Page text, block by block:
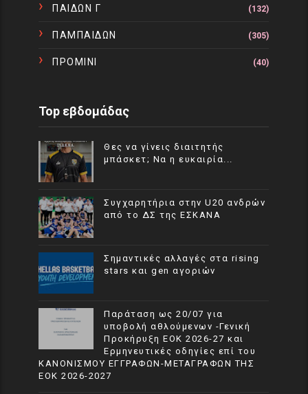
ΠΑΙΔΩΝ Γ (132)
ΠΑΜΠΑΙΔΩΝ (305)
ΠΡΟΜΙΝΙ (40)
Top εβδομάδας
Θες να γίνεις διαιτητής
μπάσκετ; Να η ευκαιρία...
Συγχαρητήρια στην U20 ανδρών
από το ΔΣ της ΕΣΚΑΝΑ
Σημαντικές αλλαγές στα rising
stars και gen αγοριών
Παράταση ως 20/07 για
υποβολή αθλούμενων -Γενική
Προκήρυξη ΕΟΚ 2026-27 και
Ερμηνευτικές οδηγίες επί του
ΚΑΝΟΝΙΣΜΟΥ ΕΓΓΡΑΦΩΝ-ΜΕΤΑΓΡΑΦΩΝ ΤΗΣ
ΕΟΚ 2026-2027